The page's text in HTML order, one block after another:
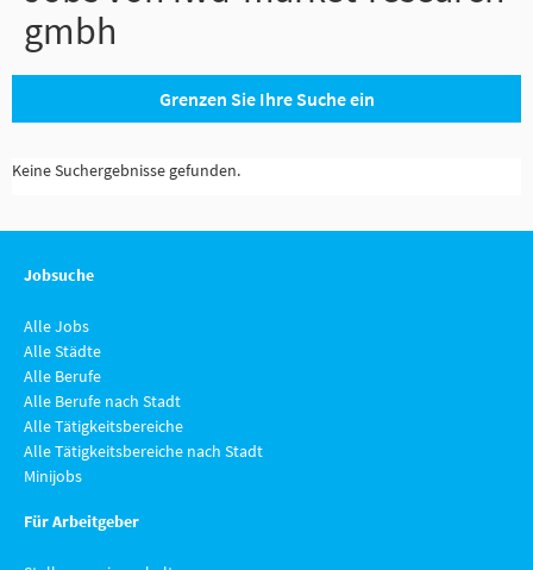
gmbh
Grenzen Sie Ihre Suche ein
Keine Suchergebnisse gefunden.
Jobsuche
Alle Jobs
Alle Städte
Alle Berufe
Alle Berufe nach Stadt
Alle Tätigkeitsbereiche
Alle Tätigkeitsbereiche nach Stadt
Minijobs
Für Arbeitgeber